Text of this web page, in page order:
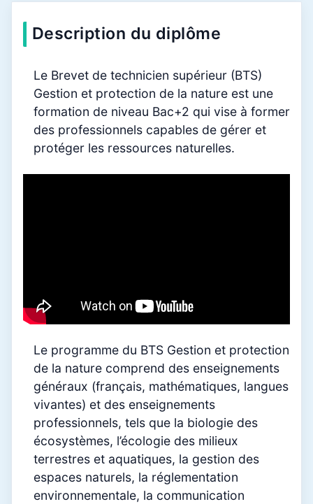
Description du diplôme
Le Brevet de technicien supérieur (BTS)
Gestion et protection de la nature est une
formation de niveau Bac+2 qui vise à former
des professionnels capables de gérer et
protéger les ressources naturelles.
Le programme du BTS Gestion et protection
de la nature comprend des enseignements
généraux (français, mathématiques, langues
vivantes) et des enseignements
professionnels, tels que la biologie des
écosystèmes, l’écologie des milieux
terrestres et aquatiques, la gestion des
espaces naturels, la réglementation
environnementale, la communication